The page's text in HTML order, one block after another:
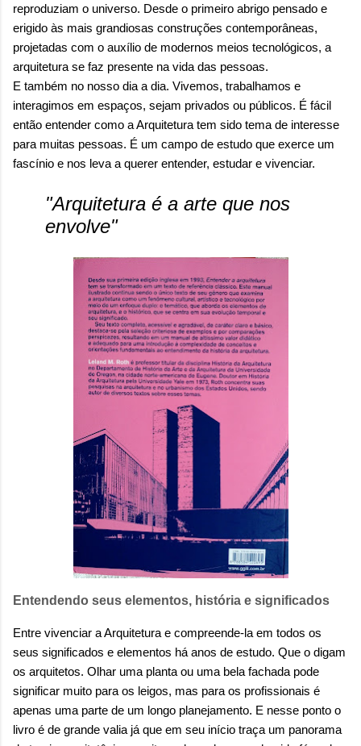
reproduziam o universo. Desde o primeiro abrigo pensado e
erigido às mais grandiosas construções contemporâneas,
projetadas com o auxílio de modernos meios tecnológicos, a
arquitetura se faz presente na vida das pessoas.
E também no nosso dia a dia. Vivemos, trabalhamos e
interagimos em espaços, sejam privados ou públicos. É fácil
então entender como a Arquitetura tem sido tema de interesse
para muitas pessoas. É um campo de estudo que exerce um
fascínio e nos leva a querer entender, estudar e vivenciar.
"Arquitetura é a arte que nos
envolve"
Entendendo seus elementos, história e significados
Entre vivenciar a Arquitetura e compreende-la em todos os
seus significados e elementos há anos de estudo. Que o digam
os arquitetos. Olhar uma planta ou uma bela fachada pode
significar muito para os leigos, mas para os profissionais é
apenas uma parte de um longo planejamento. E nesse ponto o
livro é de grande valia já que em seu início traça um panorama